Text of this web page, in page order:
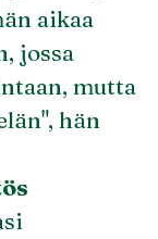
aikaa
jossa
mutta
hän